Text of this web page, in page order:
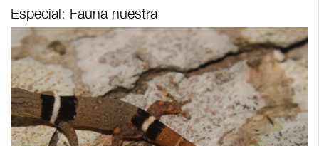
Especial: Fauna nuestra